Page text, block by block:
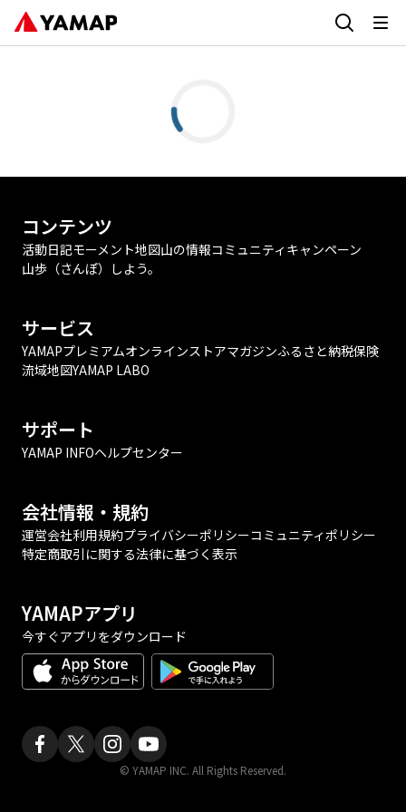
コンテンツ
活動日記モーメント地図山の情報コミュニティ キャンペーン
山歩（さんぽ）しよう。
サービス
YAMAPプレミアムオンラインストアマガジンふるさと納税保険
流域地図YAMAP LABO
サポート
YAMAP INFOヘルプセンター
会社情報・規約
運営会社利用規約プライバシーポリシーコミュニティポリシー
特定商取引に関する法律に基づく表示
YAMAPアプリ
今すぐアプリをダウンロード
© YAMAP INC. All Rights Reserved.